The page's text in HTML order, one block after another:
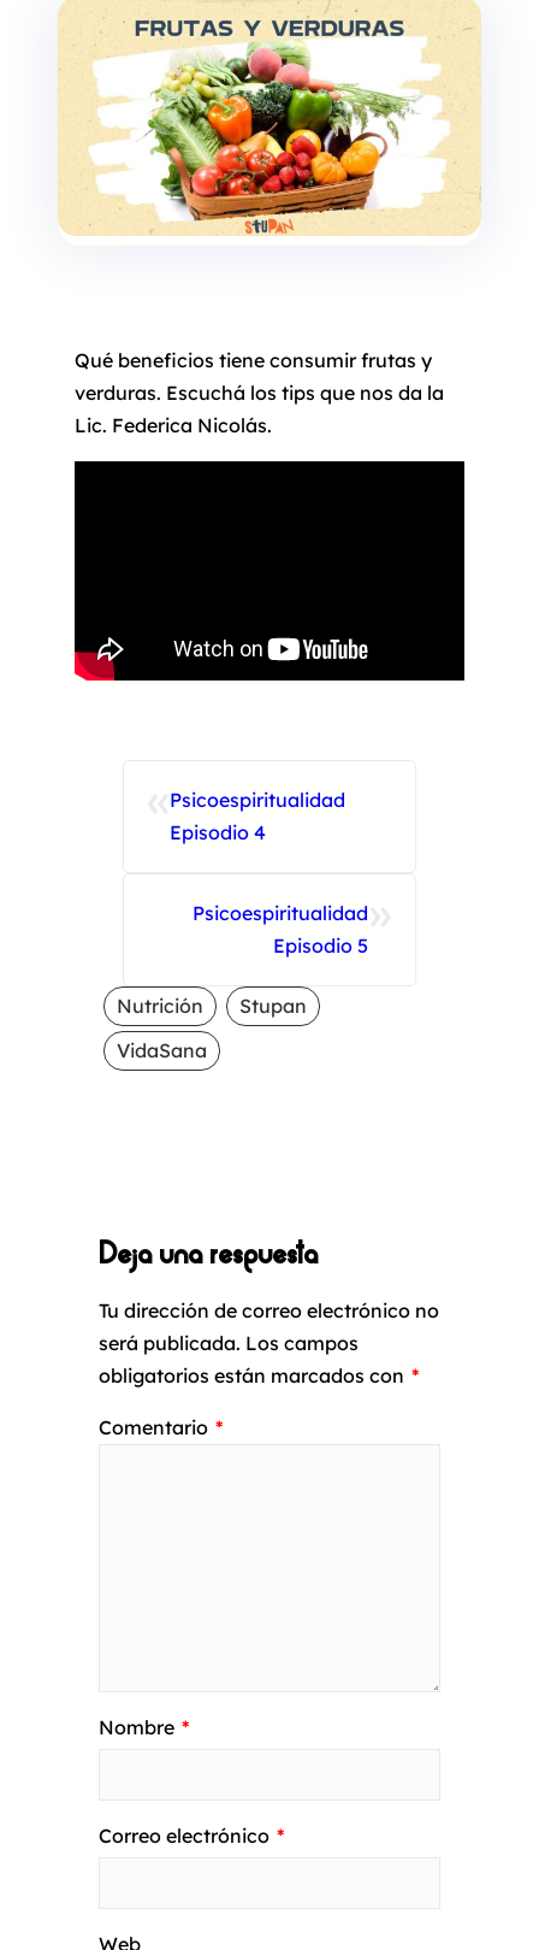
Qué beneficios tiene consumir frutas y
verduras. Escuchá los tips que nos da la
Lic. Federica Nicolás.
Psicoespiritualidad
Episodio 4
Psicoespiritualidad
Episodio 5
Nutrición
Stupan
VidaSana
Deja una respuesta
Tu dirección de correo electrónico no
será publicada. Los campos
obligatorios están marcados con *
Comentario *
Nombre *
Correo electrónico *
Web